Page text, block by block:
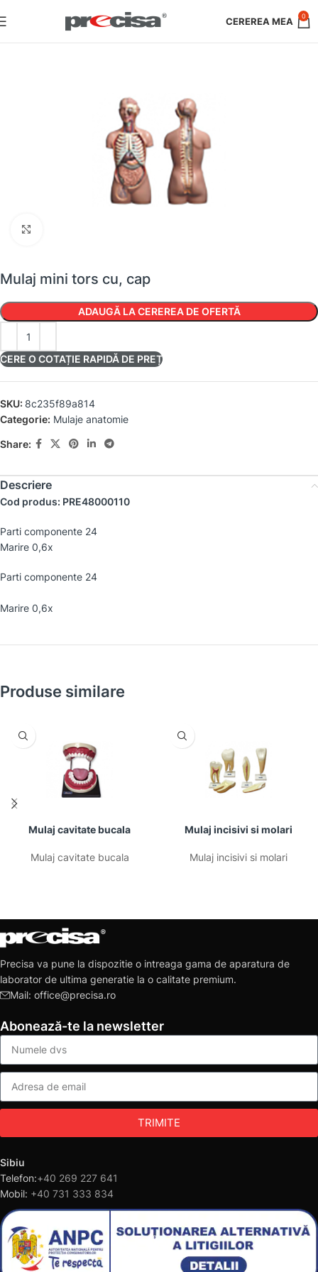
0
Mulaj mini tors cu, cap
ADAUGĂ LA CEREREA DE OFERTĂ
CERE O COTAȚIE RAPIDĂ DE PREȚ
SKU: 8c235f89a814
Categorie: Mulaje anatomie
Share:
Descriere
Cod produs: PRE48000110
Parti componente 24
Marire 0,6x
Parti componente 24
Marire 0,6x
Produse similare
Mulaj cavitate bucala
Mulaj cavitate bucala
Mulaj incisivi si molari
Mulaj incisivi si molari
Precisa va pune la dispozitie o intreaga gama de aparatura de
laborator de ultima generatie la o calitate premium.
Mail: office@precisa.ro
Abonează-te la newsletter
TRIMITE
Sibiu
Telefon:+40 269 227 641
Mobil: +40 731 333 834